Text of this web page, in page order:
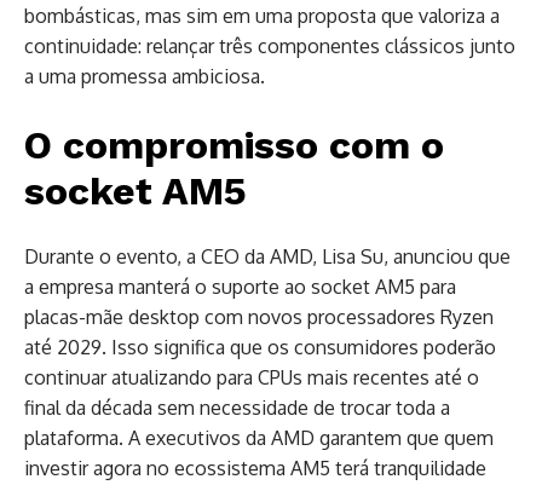
bombásticas, mas sim em uma proposta que valoriza a
continuidade: relançar três componentes clássicos junto
a uma promessa ambiciosa.
O compromisso com o
socket AM5
Durante o evento, a CEO da AMD, Lisa Su, anunciou que
a empresa manterá o suporte ao socket AM5 para
placas-mãe desktop com novos processadores Ryzen
até 2029. Isso significa que os consumidores poderão
continuar atualizando para CPUs mais recentes até o
final da década sem necessidade de trocar toda a
plataforma. A executivos da AMD garantem que quem
investir agora no ecossistema AM5 terá tranquilidade